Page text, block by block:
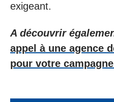
exigeant.
A découvrir
appel à une agence
pour votre